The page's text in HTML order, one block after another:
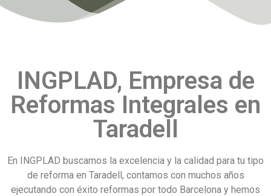
INGPLAD, Empresa de
Reformas Integrales en
Taradell
En INGPLAD buscamos la excelencia y la calidad para tu tipo
de reforma en Taradell, contamos con muchos años
ejecutando con éxito reformas por todo Barcelona y hemos